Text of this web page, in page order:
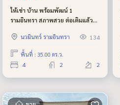
ให้เช่า บ้าน พร้อมพัฒน์ 1
รามอินทรา สภาพสวย ต่อเติมแล้ว
สาธิตพัฒนา ใกล้ทางด่วน จตุโชติ
บ้านสวยไม่ต้องซ่อม เข้าอยู่ได้เลย
นวมินทร์ รามอินทรา 134
พื้นที่ : 35.00 ตร.ว.
4 2 2